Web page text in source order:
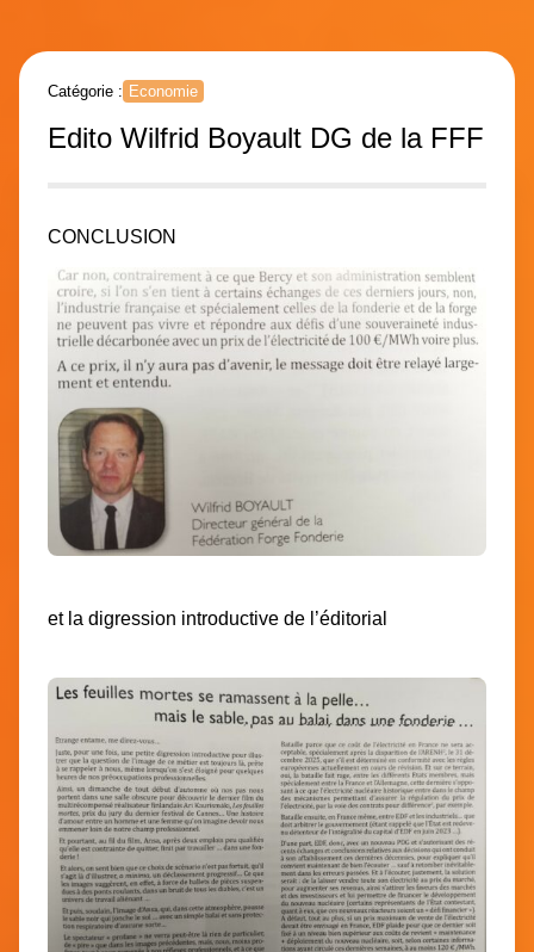
Catégorie : Economie
Edito Wilfrid Boyault DG de la FFF
CONCLUSION
et la digression introductive de l’éditorial